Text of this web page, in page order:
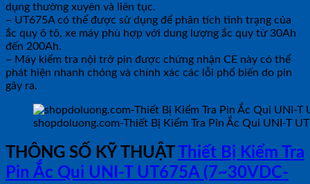
dụng thường xuyên và liên tục.
– UT675A có thể được sử dụng để phân tích tình trạng của
ắc quy ô tô, xe máy phù hợp với dung lượng ắc quy từ 30Ah
đến 200Ah.
– Máy kiểm tra nội trở pin được chứng nhận CE này có thể
phát hiện nhanh chóng và chính xác các lỗi phổ biến do pin
gây ra.
shopdoluong.com-Thiết Bị Kiểm Tra Pin Ắc Qui UNI-T
THÔNG SỐ KỸ THUẬT
Thiết Bị Kiểm Tra
Pin Ắc Qui UNI-T UT675A (7~30VDC-